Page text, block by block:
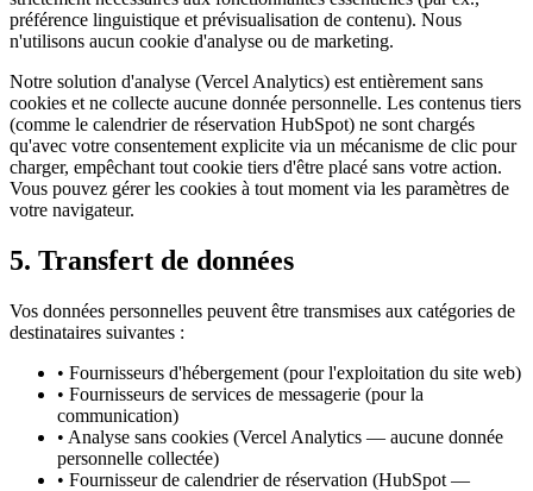
préférence linguistique et prévisualisation de contenu). Nous
n'utilisons aucun cookie d'analyse ou de marketing.
Notre solution d'analyse (Vercel Analytics) est entièrement sans
cookies et ne collecte aucune donnée personnelle. Les contenus tiers
(comme le calendrier de réservation HubSpot) ne sont chargés
qu'avec votre consentement explicite via un mécanisme de clic pour
charger, empêchant tout cookie tiers d'être placé sans votre action.
Vous pouvez gérer les cookies à tout moment via les paramètres de
votre navigateur.
5. Transfert de données
Vos données personnelles peuvent être transmises aux catégories de
destinataires suivantes :
• Fournisseurs d'hébergement (pour l'exploitation du site web)
• Fournisseurs de services de messagerie (pour la
communication)
• Analyse sans cookies (Vercel Analytics — aucune donnée
personnelle collectée)
• Fournisseur de calendrier de réservation (HubSpot —